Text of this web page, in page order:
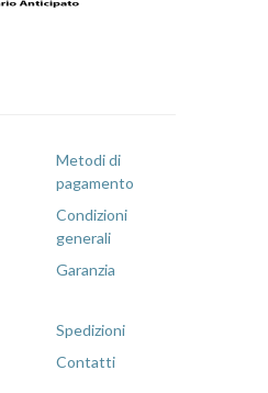
Metodi di
pagamento
Condizioni
generali
Garanzia
Spedizioni
Contatti